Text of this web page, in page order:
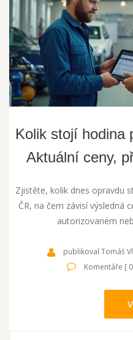
Kolik stojí hodina
Aktuální ceny,
Zjistěte, kolik dnes opravdu
ČR, na čem závisí výsledná
autorizovaném
publikoval Tomáš
Komentáře [